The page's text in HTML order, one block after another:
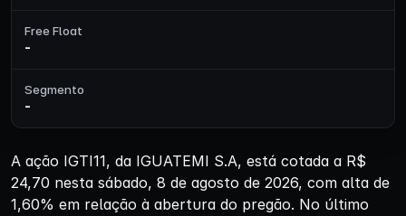
Free Float
-
Segmento
-
A ação IGTI11, da IGUATEMI S.A, está cotada a R$
24,70 nesta sábado, 8 de agosto de 2026, com alta de
1,60% em relação à abertura do pregão. No último